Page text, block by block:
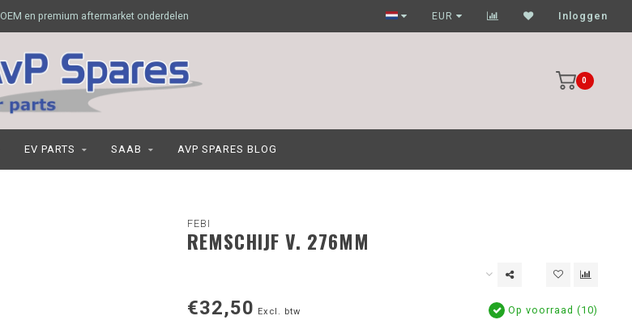
OEM en premium aftermarket onderdelen Garagehouders nog scherpere prijzen
EUR Inloggen
0
EV PARTS SAAB AVP SPARES BLOG
FEBI
REMSCHIJF V. 276MM
€32,50 Excl. btw Op voorraad (10)